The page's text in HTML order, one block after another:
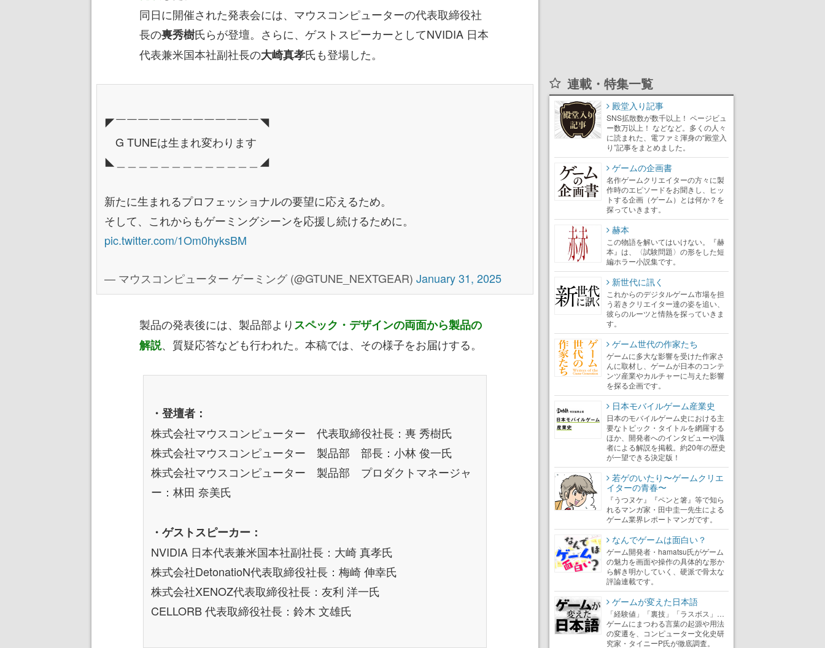
同日に開催された発表会には、マウスコンピューターの代表取締役社
長の軣秀樹氏らが登壇。さらに、ゲストスピーカーとしてNVIDIA 日本
代表兼米国本社副社長の大崎真孝氏も登場した。
◤￣￣￣￣￣￣￣￣￣￣￣￣￣◥
G TUNEは生まれ変わります
◣＿＿＿＿＿＿＿＿＿＿＿＿＿◢
新たに生まれるプロフェッショナルの要望に応えるため。
そして、これからもゲーミングシーンを応援し続けるために。
pic.twitter.com/1Om0hyksBM
— マウスコンピューター ゲーミング (@GTUNE_NEXTGEAR) January 31, 2025
製品の発表後には、製品部よりスペック・デザインの両面から製品の
解説、質疑応答なども行われた。本稿では、その様子をお届けする。
・登壇者：
株式会社マウスコンピューター 代表取締役社長：軣 秀樹氏
株式会社マウスコンピューター 製品部 部長：小林 俊一氏
株式会社マウスコンピューター 製品部 プロダクトマネージャ
ー：林田 奈美氏
・ゲストスピーカー：
NVIDIA 日本代表兼米国本社副社長：大崎 真孝氏
株式会社DetonatioN代表取締役社長：梅崎 伸幸氏
株式会社XENOZ代表取締役社長：友利 洋一氏
CELLORB 代表取締役社長：鈴木 文雄氏
連載・特集一覧
殿堂入り記事
SNS拡散数が数千以上！ ページビュ
ー数万以上！ などなど。多くの人々
に読まれた、電ファミ渾身の“殿堂入
り”記事をまとめました。
ゲームの企画書
名作ゲームクリエイターの方々に製
作時のエピソードをお聞きし、ヒッ
トする企画（ゲーム）とは何か？を
探っていきます。
赫本
この物語を解いてはいけない。『赫
本』は、〈試験問題〉の形をした短
編ホラー小説集です。
新世代に訊く
これからのデジタルゲーム市場を担
う若きクリエイター達の姿を追い、
彼らのルーツと情熱を探っていきま
す。
ゲーム世代の作家たち
ゲームに多大な影響を受けた作家さ
んに取材し、ゲームが日本のコンテ
ンツ産業やカルチャーに与えた影響
を探る企画です。
日本モバイルゲーム産業史
日本のモバイルゲーム史における主
要なトピック・タイトルを網羅する
ほか、開発者へのインタビューや識
者による解説を掲載。約20年の歴史
が一望できる決定版！
若ゲのいたり〜ゲームクリエ
イターの青春〜
『うつヌケ』『ペンと箸』等で知ら
れるマンガ家・田中圭一先生による
ゲーム業界レポートマンガです。
なんでゲームは面白い？
ゲーム開発者・hamatsu氏がゲーム
の魅力を画面や操作の具体的な形か
ら解き明かしていく、硬派で骨太な
評論連載です。
ゲームが変えた日本語
「経験値」「裏技」「ラスボス」…
ゲームにまつわる言葉の起源や用法
の変遷を、コンピューター文化史研
究家・タイニーP氏が徹底調査。